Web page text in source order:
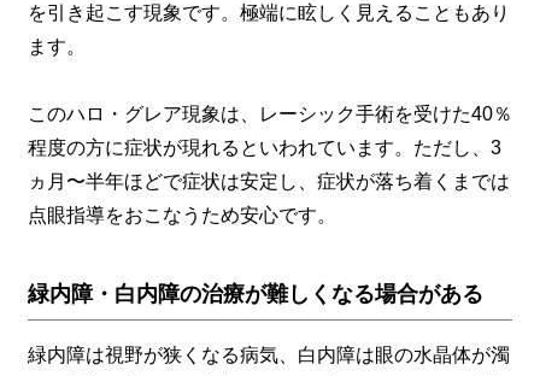
を引き起こす現象です。極端に眩しく見えることもあり
ます。
このハロ・グレア現象は、レーシック手術を受けた40％
程度の方に症状が現れるといわれています。ただし、3
ヵ月〜半年ほどで症状は安定し、症状が落ち着くまでは
点眼指導をおこなうため安心です。
緑内障・白内障の治療が難しくなる場合がある
緑内障は視野が狭くなる病気、白内障は眼の水晶体が濁